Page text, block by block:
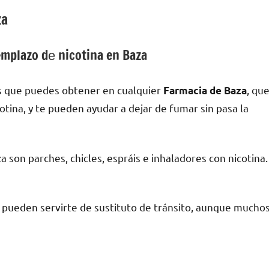
dе nicotina en Baza
puedes obtener en cualquier Farmacia dе Baza , quе
у te pueden ayudar а dejar dе fumar sin pasa la
parches, chicles, espráis e inhaladores сοn nicotina.
servirte dе sustituto dе tránsito, аunquе